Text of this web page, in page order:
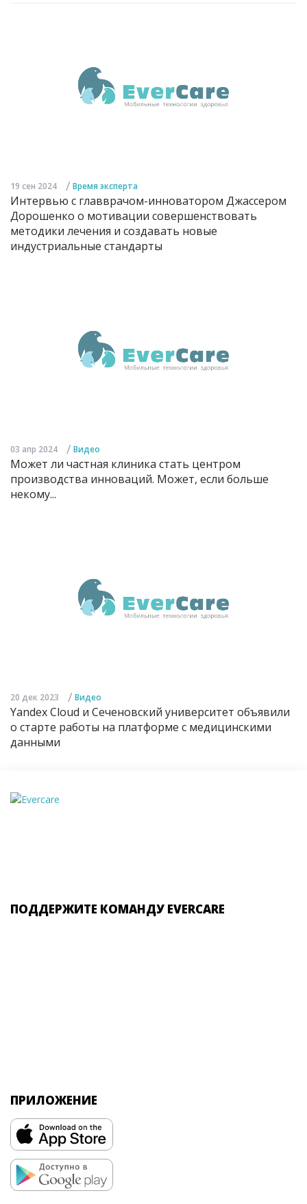
19 сен 2024 / Время эксперта
Интервью с главврачом-инноватором Джассером
Дорошенко о мотивации совершенствовать
методики лечения и создавать новые
индустриальные стандарты
03 апр 2024 / Видео
Может ли частная клиника стать центром
производства инноваций. Может, если больше
некому...
20 дек 2023 / Видео
Yandex Cloud и Сеченовский университет объявили
о старте работы на платформе с медицинскими
данными
ПОДДЕРЖИТЕ КОМАНДУ EVERCARE
ПРИЛОЖЕНИЕ